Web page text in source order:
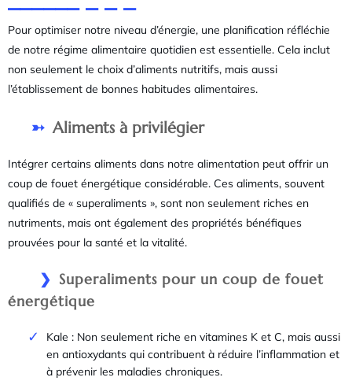
Pour optimiser notre niveau d’énergie, une planification réfléchie
de notre régime alimentaire quotidien est essentielle. Cela inclut
non seulement le choix d’aliments nutritifs, mais aussi
l’établissement de bonnes habitudes alimentaires.
Aliments à privilégier
Intégrer certains aliments dans notre alimentation peut offrir un
coup de fouet énergétique considérable. Ces aliments, souvent
qualifiés de « superaliments », sont non seulement riches en
nutriments, mais ont également des propriétés bénéfiques
prouvées pour la santé et la vitalité.
Superaliments pour un coup de fouet
énergétique
Kale : Non seulement riche en vitamines K et C, mais aussi
en antioxydants qui contribuent à réduire l’inflammation et
à prévenir les maladies chroniques.